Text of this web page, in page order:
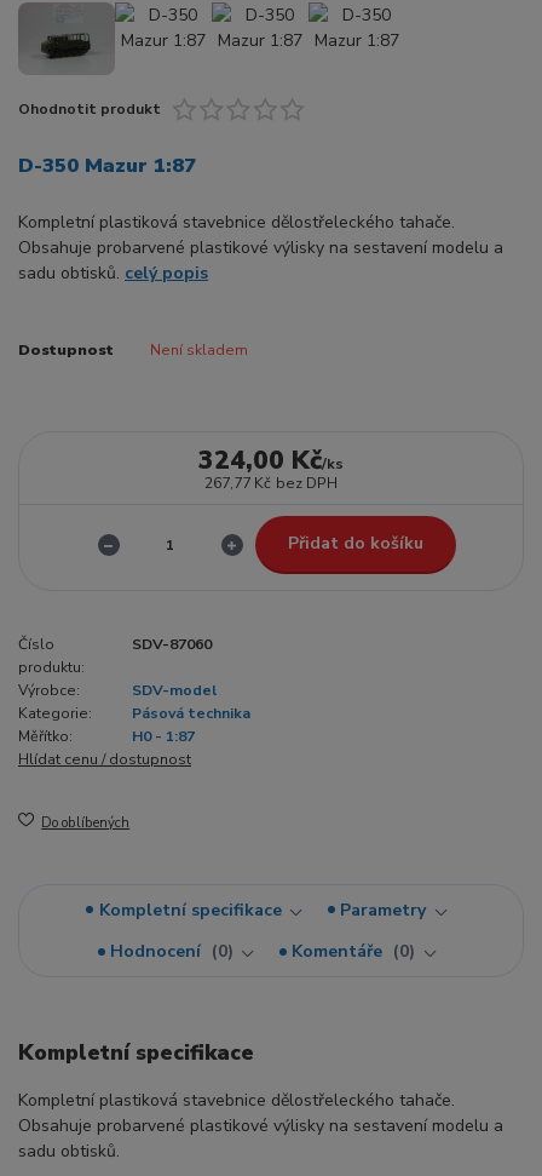
Ohodnotit produkt
D-350 Mazur 1:87
Kompletní plastiková stavebnice dělostřeleckého tahače.
Obsahuje probarvené plastikové výlisky na sestavení modelu a
sadu obtisků. celý popis
Dostupnost Není skladem
324,00 Kč/ks
267,77 Kč bez DPH
Přidat do košíku
Číslo
produktu:
SDV-87060
Výrobce:
SDV-model
Kategorie:
Pásová technika
Měřítko:
H0 - 1:87
Hlídat cenu / dostupnost
Do oblíbených
Kompletní specifikace
Parametry
Hodnocení
0 Komentáře 0
Kompletní specifikace
Kompletní plastiková stavebnice dělostřeleckého tahače.
Obsahuje probarvené plastikové výlisky na sestavení modelu a
sadu obtisků.